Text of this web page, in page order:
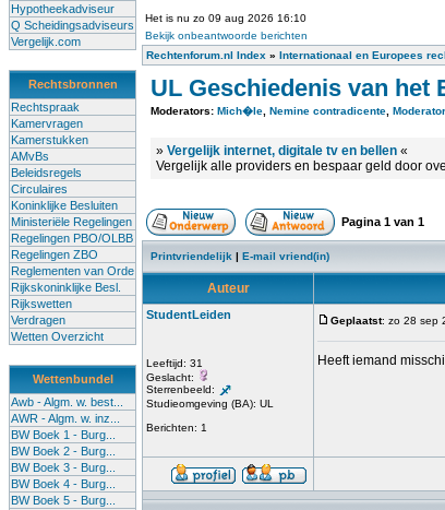
Hypotheekadviseur
Q Scheidingsadviseurs
Vergelijk.com
Rechtsbronnen
Rechtspraak
Kamervragen
Kamerstukken
AMvBs
Beleidsregels
Circulaires
Koninklijke Besluiten
Ministeriële Regelingen
Regelingen PBO/OLBB
Regelingen ZBO
Reglementen van Orde
Rijkskoninklijke Besl.
Rijkswetten
Verdragen
Wetten Overzicht
Wettenbundel
Awb - Algm. w. best...
AWR - Algm. w. inz...
BW Boek 1 - Burg...
BW Boek 2 - Burg...
BW Boek 3 - Burg...
BW Boek 4 - Burg...
BW Boek 5 - Burg...
Het is nu zo 09 aug 2026 16:10
Bekijk onbeantwoorde berichten
Rechtenforum.nl Index » Internationaal en Europees
UL Geschiedenis van het
Moderators: Mich�le Nemine contradicente
» Vergelijk internet, digitale tv en bellen «
Vergelijk alle providers en bespaar geld door
Pagina 1 van 1
Printvriendelijk | E-mail vriend(in)
Auteur
StudentLeiden
Leeftijd: 31
Geslacht:
Sterrenbeeld:
Studieomgeving (BA): UL
Berichten: 1
Geplaatst: zo 28 sep
Heeft iemand